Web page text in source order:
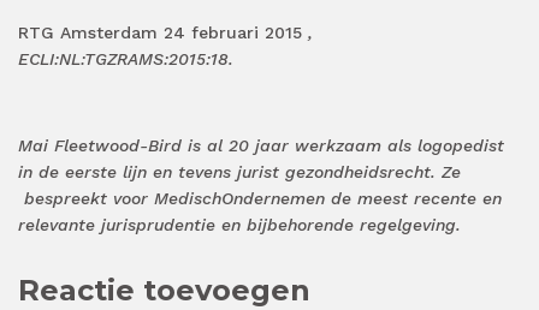
RTG Amsterdam 24 februari 2015 ,
ECLI:NL:TGZRAMS:2015:18.
Mai Fleetwood-Bird is al 20 jaar werkzaam als logopedist
in de eerste lijn en tevens jurist gezondheidsrecht. Ze
bespreekt voor MedischOndernemen de meest recente en
relevante jurisprudentie en bijbehorende regelgeving.
Reactie toevoegen